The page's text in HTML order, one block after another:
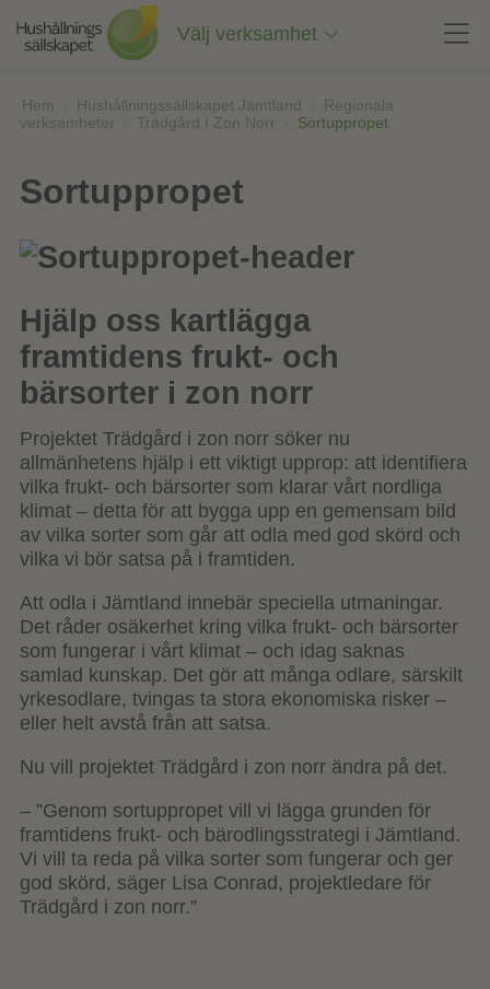
innehåll
Välj verksamhet
Hem Hushållningssällskapet Jämtland
Regionala
verksamheter
Trädgård I Zon Norr Sortuppropet
Sortuppropet
Hjälp oss kartlägga
framtidens frukt- och
bärsorter i zon norr
Projektet Trädgård i zon norr söker nu
allmänhetens hjälp i ett viktigt upprop: att identifiera
vilka frukt- och bärsorter som klarar vårt nordliga
klimat – detta för att bygga upp en gemensam bild
av vilka sorter som går att odla med god skörd och
vilka vi bör satsa på i framtiden.
Att odla i Jämtland innebär speciella utmaningar.
Det råder osäkerhet kring vilka frukt- och bärsorter
som fungerar i vårt klimat – och idag saknas
samlad kunskap. Det gör att många odlare, särskilt
yrkesodlare, tvingas ta stora ekonomiska risker –
eller helt avstå från att satsa.
Nu vill projektet Trädgård i zon norr ändra på det.
– ”Genom sortuppropet vill vi lägga grunden för
framtidens frukt- och bärodlingsstrategi i Jämtland.
Vi vill ta reda på vilka sorter som fungerar och ger
god skörd, säger Lisa Conrad, projektledare för
Trädgård i zon norr.”